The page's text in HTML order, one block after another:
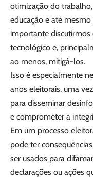
otimização do
educação e até
importante discutirmos
tecnológico e,
ao menos, mitigá-los.
Isso é especialmente
anos eleitorais, uma
para disseminar
e comprometer a
Em um processo
pode ter
ser usados para
declarações ou ações